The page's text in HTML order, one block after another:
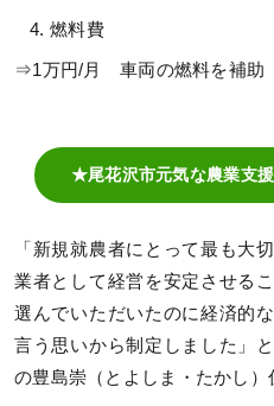
燃料費
⇒1万円/月 車両の燃料を補助
★尾花沢市元気な農業支
「新規就農者にとって最も大
業者として経営を安定させる
選んでいただいたのに経済的
言う思いから制定しました」
の豊島崇（とよしま・たかし）